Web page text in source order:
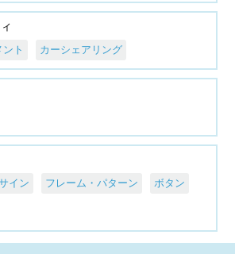
ト カーシェアリング
イン フレーム・パターン ボタン